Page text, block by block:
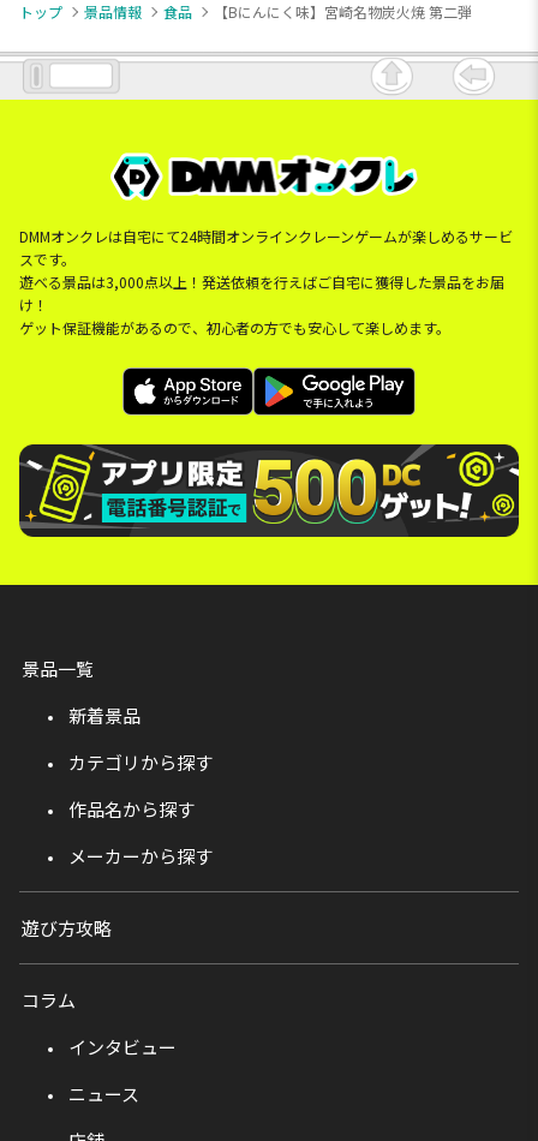
トップ 景品情報 食品 【Bにんにく味】宮崎名物炭火焼 第二弾
DMMオンクレは自宅にて24時間オンラインクレーンゲームが楽しめるサービ
スです。
遊べる景品は3,000点以上！発送依頼を行えばご自宅に獲得した景品をお届
け！
ゲット保証機能があるので、初心者の方でも安心して楽しめます。
景品一覧
新着景品
カテゴリから探す
作品名から探す
メーカーから探す
遊び方攻略
コラム
インタビュー
ニュース